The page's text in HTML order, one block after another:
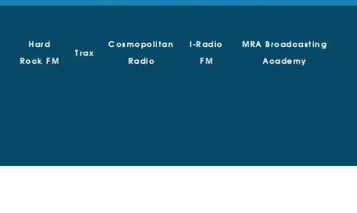
Hard
Rock FM
Trax
Cosmopolitan
Radio
I-Radio
FM
MRA Broadcasting
Academy